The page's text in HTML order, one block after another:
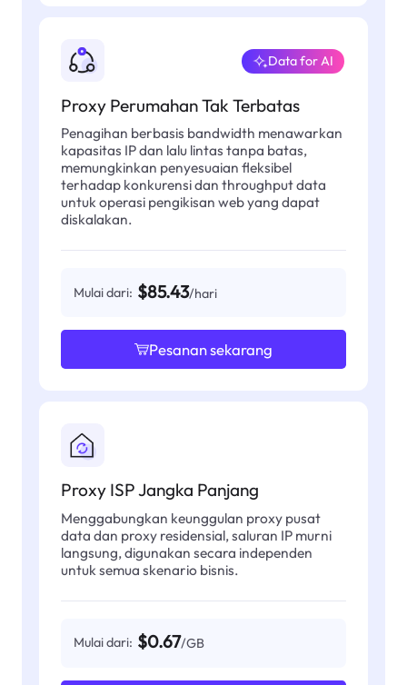
Proxy Perumahan Tak Terbatas
Data for AI
Penagihan berbasis bandwidth menawarkan
kapasitas IP dan lalu lintas tanpa batas,
memungkinkan penyesuaian fleksibel
terhadap konkurensi dan throughput data
untuk operasi pengikisan web yang dapat
diskalakan.
Mulai dari: $85.43/hari
Pesanan sekarang
Proxy ISP Jangka Panjang
Menggabungkan keunggulan proxy pusat
data dan proxy residensial, saluran IP murni
langsung, digunakan secara independen
untuk semua skenario bisnis.
Mulai dari: $0.67/GB